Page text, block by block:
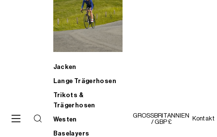
Jacken
Lange Trägerhosen
Trikots &
Trägerhosen
Westen
Baselayers
GROSSBRITANNIEN
/ GBP £
Kontakt